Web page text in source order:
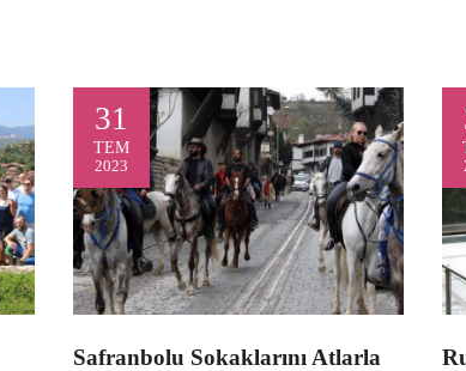
31
TEM
2023
Safranbolu Sokaklarını Atlarla